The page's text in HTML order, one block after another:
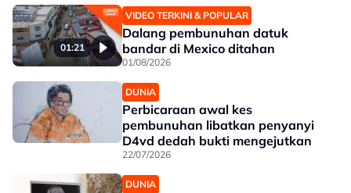
01:21
VIDEO TERKINI & POPULAR
Dalang pembunuhan datuk
bandar di Mexico ditahan
01/08/2026
DUNIA
Perbicaraan awal kes
pembunuhan libatkan penyanyi
D4vd dedah bukti mengejutkan
22/07/2026
DUNIA